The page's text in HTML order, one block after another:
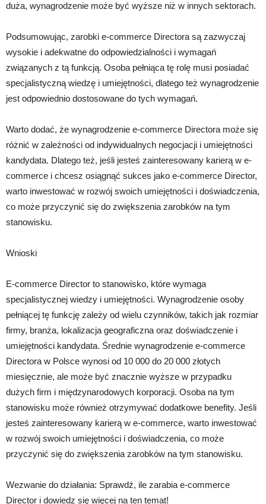
duża, wynagrodzenie może być wyższe niż w innych sektorach.
Podsumowując, zarobki e-commerce Directora są zazwyczaj
wysokie i adekwatne do odpowiedzialności i wymagań
związanych z tą funkcją. Osoba pełniąca tę rolę musi posiadać
specjalistyczną wiedzę i umiejętności, dlatego też wynagrodzenie
jest odpowiednio dostosowane do tych wymagań.
Warto dodać, że wynagrodzenie e-commerce Directora może się
różnić w zależności od indywidualnych negocjacji i umiejętności
kandydata. Dlatego też, jeśli jesteś zainteresowany karierą w e-
commerce i chcesz osiągnąć sukces jako e-commerce Director,
warto inwestować w rozwój swoich umiejętności i doświadczenia,
co może przyczynić się do zwiększenia zarobków na tym
stanowisku.
Wnioski
E-commerce Director to stanowisko, które wymaga
specjalistycznej wiedzy i umiejętności. Wynagrodzenie osoby
pełniącej tę funkcję zależy od wielu czynników, takich jak rozmiar
firmy, branża, lokalizacja geograficzna oraz doświadczenie i
umiejętności kandydata. Średnie wynagrodzenie e-commerce
Directora w Polsce wynosi od 10 000 do 20 000 złotych
miesięcznie, ale może być znacznie wyższe w przypadku
dużych firm i międzynarodowych korporacji. Osoba na tym
stanowisku może również otrzymywać dodatkowe benefity. Jeśli
jesteś zainteresowany karierą w e-commerce, warto inwestować
w rozwój swoich umiejętności i doświadczenia, co może
przyczynić się do zwiększenia zarobków na tym stanowisku.
Wezwanie do działania: Sprawdź, ile zarabia e-commerce
Director i dowiedz się więcej na ten temat!